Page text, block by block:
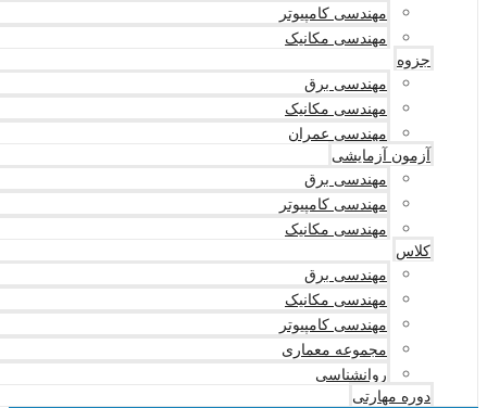
مهندسی کامپیوتر
مهندسی مکانیک
جزوه
مهندسی برق
مهندسی مکانیک
مهندسی عمران
آزمون آزمایشی
مهندسی برق
مهندسی کامپیوتر
مهندسی مکانیک
کلاس
مهندسی برق
مهندسی مکانیک
مهندسی کامپیوتر
مجموعه معماری
روانشناسی
دوره مهارتی